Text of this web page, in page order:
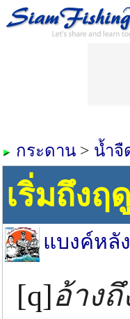
กระดาน > น้ำจื
เริ่มถึงฤ
แบงค์หลั
[q]อ้างถึ